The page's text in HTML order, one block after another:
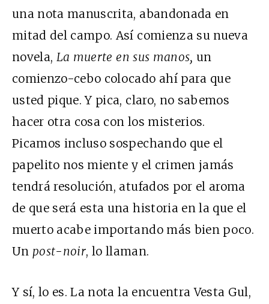
una nota manuscrita, abandonada en
mitad del campo. Así comienza su nueva
novela, La muerte en sus manos, un
comienzo-cebo colocado ahí para que
usted pique. Y pica, claro, no sabemos
hacer otra cosa con los misterios.
Picamos incluso sospechando que el
papelito nos miente y el crimen jamás
tendrá resolución, atufados por el aroma
de que será esta una historia en la que el
muerto acabe importando más bien poco.
Un post-noir, lo llaman.
Y sí, lo es. La nota la encuentra Vesta Gul,